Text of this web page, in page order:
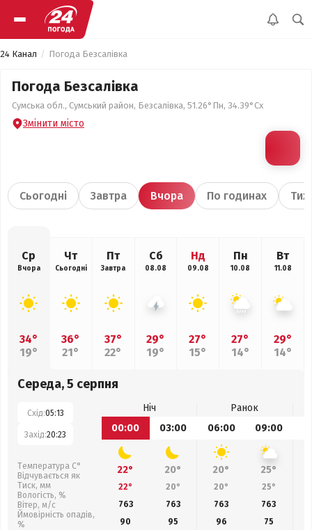
24 Канал Погода Безсалівка
Погода Безсалівка
Сумська обл., Сумський район, Безсалівка, 51.26°Пн, 34.39°Сх
Змінити місто
Сьогодні Завтра Вчора По годинах
Ср
Вчора
34°
19°
Чт
Сьогодні
36°
21°
Пт
Завтра
37°
22°
Сб
08.08
29°
19°
Нд
09.08
27°
15°
Пн
10.08
27°
14°
Вт
11.08
29°
14°
Середа, 5 серпня
Схід:05:13
Захід:20:23
Температура С°
Відчувається як
Тиск, мм
Вологість, %
Вітер, м/с
Ймовірність опадів,
%
Ніч
Ранок
00:00
03:00 06:00 09:00
22° 20° 20° 25°
22° 20° 20° 25°
763
763 763 763
90
95 96 75